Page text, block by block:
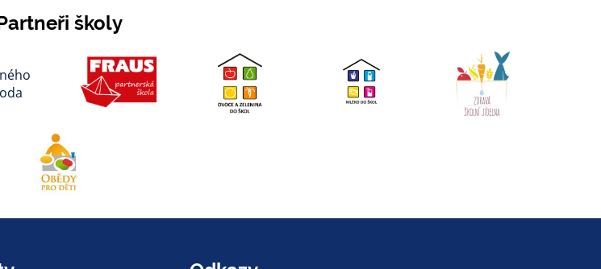
školy